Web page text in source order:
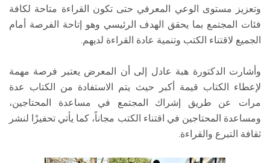
وتعزيز مستوى الوعي المعرفي حتى تكون القراءة متاحة لكافة
فئات المجتمع بما يحقق الهدف الرئيسي وهو إتاحة الفرصة أمام
الجميع لاقتناء الكتب وتنمية عادة القراءة لديهم.
وأشارت الدكتورة هبة عادل إلى أن المعرض يعتبر فرصة مهمة
لإعطاء الكتاب قيمة أكبر حيث يتم الاستفادة من الكتاب عدة
مرات عن طريق إشراك المجتمع في مساعدة المحتاجين،
ومساعدة المحتاجين في اقتناء الكتب مجاناً، كما يأتي تحفيزًا لنشر
ثقافة التبرع والقراءة.